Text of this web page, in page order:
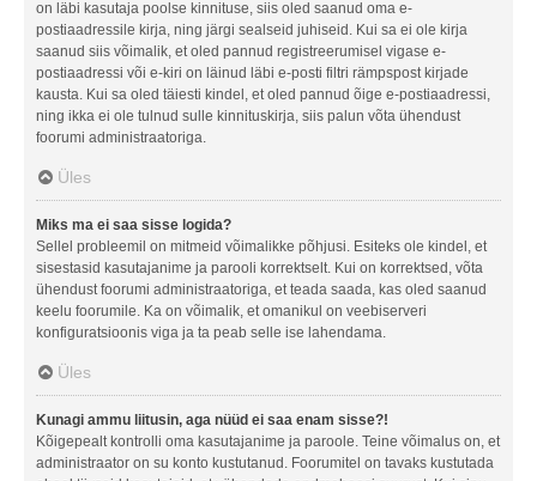
on läbi kasutaja poolse kinnituse, siis oled saanud oma e-
postiaadressile kirja, ning järgi sealseid juhiseid. Kui sa ei ole kirja
saanud siis võimalik, et oled pannud registreerumisel vigase e-
postiaadressi või e-kiri on läinud läbi e-posti filtri rämpspost kirjade
kausta. Kui sa oled täiesti kindel, et oled pannud õige e-postiaadressi,
ning ikka ei ole tulnud sulle kinnituskirja, siis palun võta ühendust
foorumi administraatoriga.
Üles
Miks ma ei saa sisse logida?
Sellel probleemil on mitmeid võimalikke põhjusi. Esiteks ole kindel, et
sisestasid kasutajanime ja parooli korrektselt. Kui on korrektsed, võta
ühendust foorumi administraatoriga, et teada saada, kas oled saanud
keelu foorumile. Ka on võimalik, et omanikul on veebiserveri
konfiguratsioonis viga ja ta peab selle ise lahendama.
Üles
Kunagi ammu liitusin, aga nüüd ei saa enam sisse?!
Kõigepealt kontrolli oma kasutajanime ja paroole. Teine võimalus on, et
administraator on su konto kustutanud. Foorumitel on tavaks kustutada